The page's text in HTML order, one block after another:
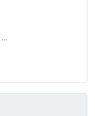
…